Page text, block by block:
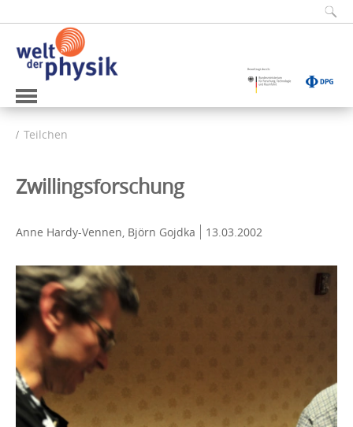
Teilchen
Zwillingsforschung
Anne Hardy-Vennen, Björn Gojdka 13.03.2002